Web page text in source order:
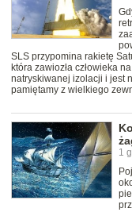
SLS przypomina rakietę
która zawiozła człowieka
natryskiwanej izolacji i jest
pamiętamy z wielkiego
1